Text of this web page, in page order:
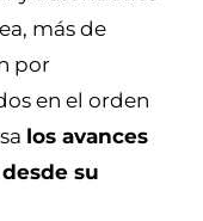
más de
por
en el orden
los avances
su